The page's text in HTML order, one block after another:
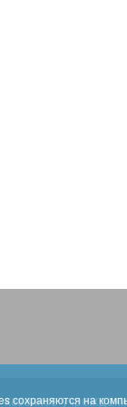
сохраняются на